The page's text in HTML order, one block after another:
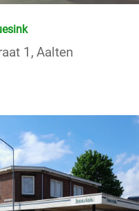
1, Aalten